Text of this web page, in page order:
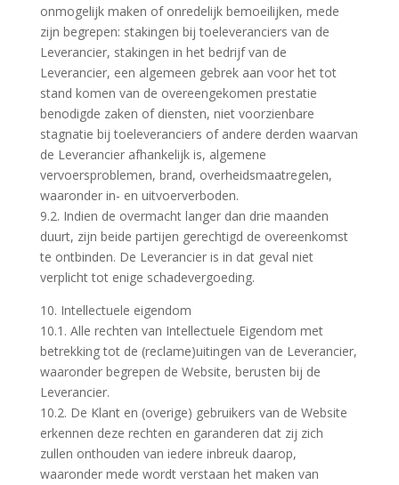
onmogelijk maken of onredelijk bemoeilijken, mede
zijn begrepen: stakingen bij toeleveranciers van de
Leverancier, stakingen in het bedrijf van de
Leverancier, een algemeen gebrek aan voor het tot
stand komen van de overeengekomen prestatie
benodigde zaken of diensten, niet voorzienbare
stagnatie bij toeleveranciers of andere derden waarvan
de Leverancier afhankelijk is, algemene
vervoersproblemen, brand, overheidsmaatregelen,
waaronder in- en uitvoerverboden.
9.2. Indien de overmacht langer dan drie maanden
duurt, zijn beide partijen gerechtigd de overeenkomst
te ontbinden. De Leverancier is in dat geval niet
verplicht tot enige schadevergoeding.
10. Intellectuele eigendom
10.1. Alle rechten van Intellectuele Eigendom met
betrekking tot de (reclame)uitingen van de Leverancier,
waaronder begrepen de Website, berusten bij de
Leverancier.
10.2. De Klant en (overige) gebruikers van de Website
erkennen deze rechten en garanderen dat zij zich
zullen onthouden van iedere inbreuk daarop,
waaronder mede wordt verstaan het maken van